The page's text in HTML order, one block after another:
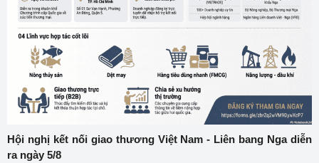
Hội nghị kết nối giao thương Việt Nam - Liên bang Nga diễn
ra ngày 5/8